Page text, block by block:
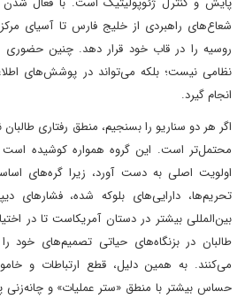
شعاع‌های راهبردی از خلیج فارس تا آسیای
روسیه را در قاب خود قرار دهد. چنین حضوری
نظامی نیست؛ بلکه می‌تواند در پوشش‌های
انجام گیرد.
اگر هر دو سناریو را بسنجیم، منطق رفتاری
محتمل‌تر است. این گروه همواره کوشیده است
اولویت اصلی به دست آورد، زیرا گره‌های
تحریم‌ها، دارایی‌های بلوکه شده، فشارهای
بین‌المللی بیشتر در دستان آمریکاست تا در
طالبان در بزنگاه‌های حیاتی تصمیم‌های خود را
می‌کنند. به همین دلیل، قطع ارتباطات و
حساس بیشتر با منطق «ستر عملیات» و چانه‌زنی